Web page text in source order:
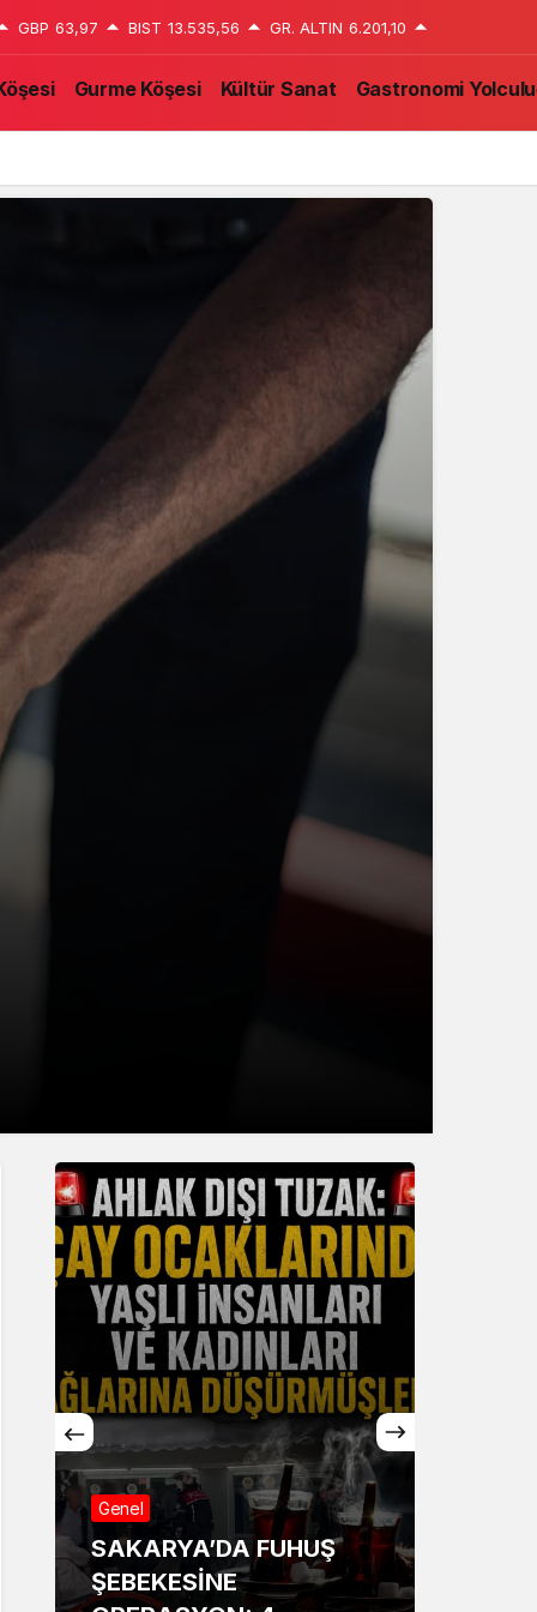
GBP 63,97 BIST 13.535,56 GR. ALTIN 6.201,10
Gurme Köşesi Kültür Sanat Gastronomi
Genel
SAKARYA’DA FUHUŞ
ŞEBEKESİNE